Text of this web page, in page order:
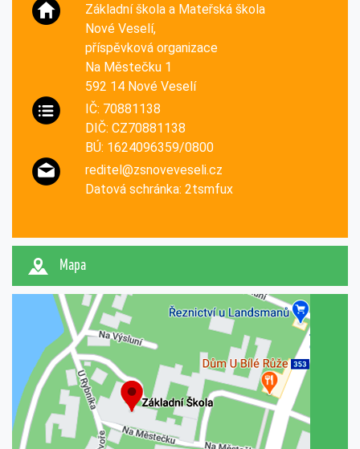
Základní škola a Mateřská škola
Nové Veselí,
příspěvková organizace
Na Městečku 1
592 14 Nové Veselí
IČ: 70881138
DIČ: CZ70881138
BÚ: 1624096359/0800
reditel@zsnoveveseli.cz
Datová schránka: 2tsmfux
Mapa